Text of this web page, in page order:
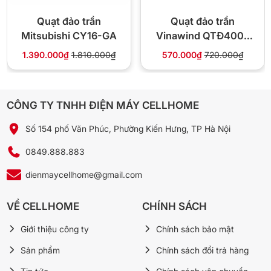
🏪 Vì sao mua QTĐ400-XĐ tại
✅ Vinawind Điện Cơ Thống Nhất chính hãng, xuất
hóa đơn VAT
⚡ Giao 4H nội thành Hà Nội, freeship đơn từ
🔄 Đổi trả 10 ngày nếu lỗi nhà sản xuất
💬 Chat Zalo
Quạt đảo trần
Mitsubishi CY16-GA
1.390.000₫ 1.810.000₫
Quạt đảo trần
Vinawind QTĐ400-
XĐ có điều khiển từ xa
570.000₫ 720.000₫
CÔNG TY TNHH ĐIỆN MÁY CELLHOME
Số 154 phố Văn Phúc, Phường Kiến Hưng, TP Hà Nội
0849.888.883
dienmaycellhome@gmail.com
VỀ CELLHOME
Giới thiệu công ty
Sản phẩm
CHÍNH SÁCH
Chính sách bảo mật
Chính sách đổi trả hàng